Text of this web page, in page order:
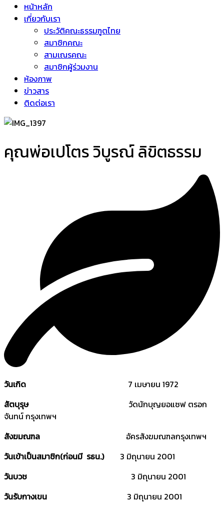
หน้าหลัก
เกี่ยวกับเรา
ประวัติคณะธรรมฑูตไทย
สมาชิกคณะ
สามเณรคณะ
สมาชิกผู้ร่วมงาน
ห้องภาพ
ข่าวสาร
ติดต่อเรา
คุณพ่อเปโตร วิบูรณ์ ลิขิตธรรม
วันเกิด 7 เมษายน 1972
สัตบุรุษวัดนักบุญยอแซฟ ตรอก
จันทน์ กรุงเทพฯ
สังฆมณฑล อัครสังฆมณฑลกรุงเทพฯ
วันเข้าเป็นสมาชิก(ก่อนมี รธน.)3 มิถุนายน 2001
วันบวช 3 มิถุนายน 2001
วันรับกางเขน
3 มิถุนายน 2001